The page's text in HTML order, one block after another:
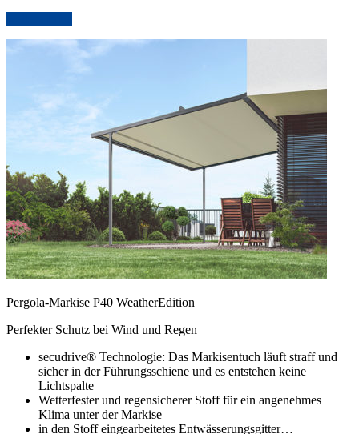
Pergola-Markise P40 WeatherEdition
Perfekter Schutz bei Wind und Regen
secudrive® Technologie: Das Markisentuch läuft straff und
sicher in der Führungsschiene und es entstehen keine
Lichtspalte
Wetterfester und regensicherer Stoff für ein angenehmes
Klima unter der Markise
in den Stoff eingearbeitetes Entwässerungsgitter…